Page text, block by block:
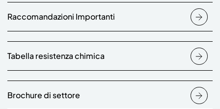
Raccomandazioni Importanti
Tabella resistenza chimica
Brochure di settore